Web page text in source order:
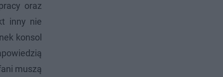
oraz
inny nie
konsol
muszą